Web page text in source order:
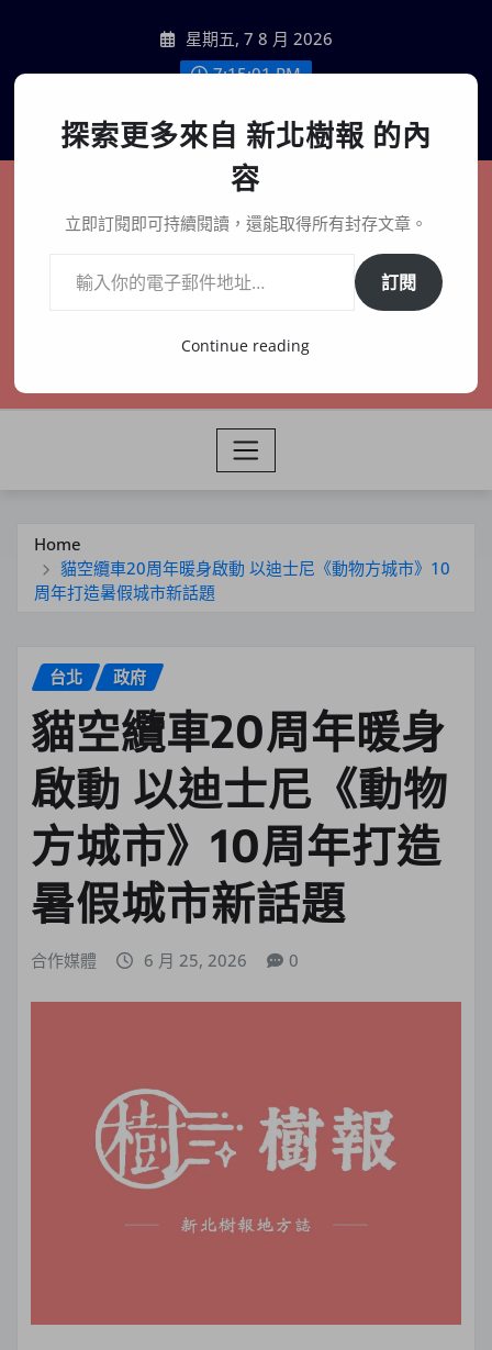
content
星期五, 7 8 月 2026
7:15:03 PM
聯絡我們
新北樹報
在地、記憶、連結、創生
Home
貓空纜車20周年暖身啟動 以迪士尼《動物方城市》10
周年打造暑假城市新話題
台北 政府
貓空纜車20周年暖身
啟動 以迪士尼《動物
方城市》10周年打造
暑假城市新話題
合作媒體 6 月 25, 2026 0
探索更多來自 新北樹報 的內
容
立即訂閱即可持續閱讀，還能取得所有封存文章。
訂閱
Continue reading